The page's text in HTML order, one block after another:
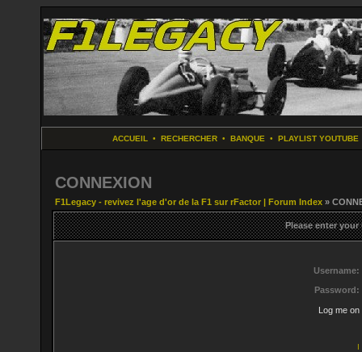
ACCUEIL • RECHERCHER• BANQUE • PLAYLIST YOUTUBE
CONNEXION
F1Legacy - revivez l'age d'or de la F1 sur rFactor | Forum Index »
Please enter
Username:
Password:
Log me
I